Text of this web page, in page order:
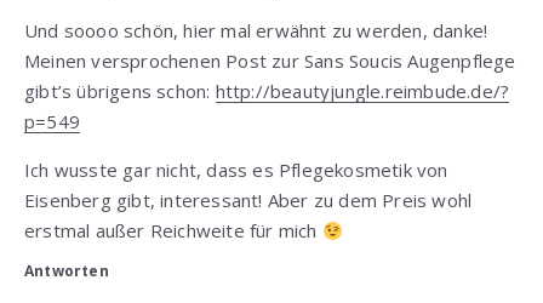
Und soooo schön, hier mal erwähnt zu werden, danke!
Meinen versprochenen Post zur Sans Soucis Augenpflege
gibt’s übrigens schon: http://beautyjungle.reimbude.de/?
p=549
Ich wusste gar nicht, dass es Pflegekosmetik von
Eisenberg gibt, interessant! Aber zu dem Preis wohl
erstmal außer Reichweite für mich
Antworten